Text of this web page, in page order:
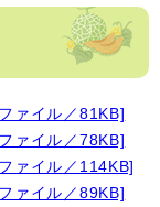
ァイル／81KB]
ァイル／78KB]
ァイル／114KB]
ァイル／89KB]